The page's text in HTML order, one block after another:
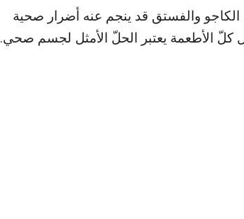
والفستق قد ينجم عنه أضرار صحية
كلّ الأطعمة يعتبر الحلّ الأمثل لجسم صحي.